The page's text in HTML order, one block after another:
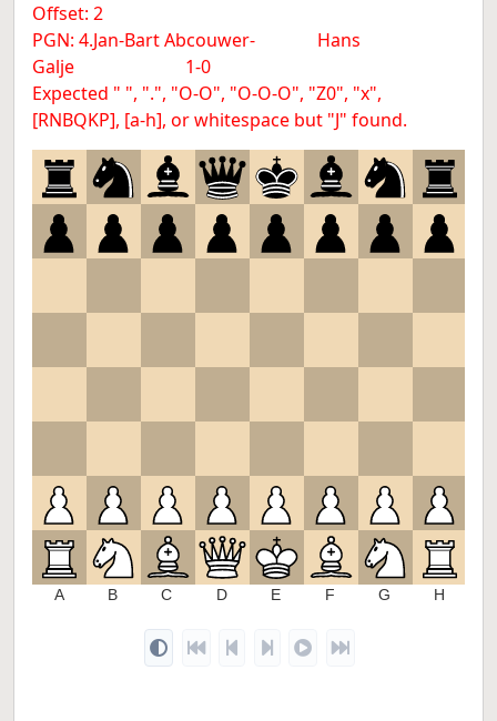
Offset: 2
PGN: 4.Jan-Bart Abcouwer- Hans
Galje 1-0
Expected " ", ".", "O-O", "O-O-O", "Z0", "x",
[RNBQKP], [a-h], or whitespace but "J" found.
A B C D E F G H